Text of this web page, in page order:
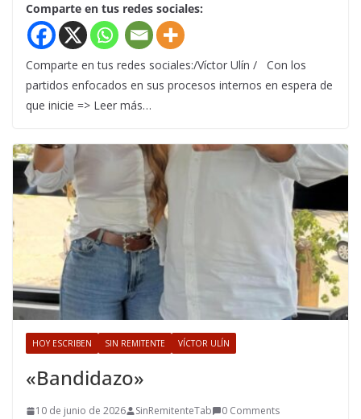
Comparte en tus redes sociales:
Comparte en tus redes sociales:/Víctor Ulín / Con los
partidos enfocados en sus procesos internos en espera de
que inicie => Leer más…
HOY ESCRIBEN SIN REMITENTE VÍCTOR ULÍN
«Bandidazo»
10 de junio de 2026 SinRemitenteTab 0 Comments